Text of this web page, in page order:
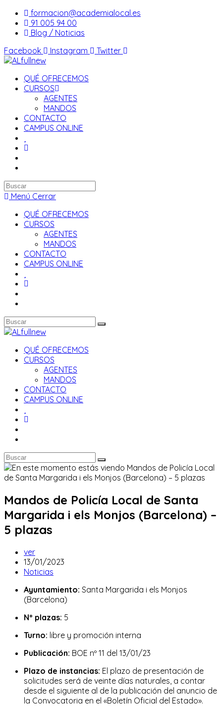
Saltar
contenido
formacion@academialocal.es
91 005 94 00
Blog / Noticias
Facebook
Instagram Twitter
QUÉ OFRECEMOS
CURSOS
AGENTES
MANDOS
CONTACTO
CAMPUS ONLINE
Buscar
en
web
Menú Cerrar
QUÉ OFRECEMOS
CURSOS
AGENTES
MANDOS
CONTACTO
CAMPUS ONLINE
QUÉ OFRECEMOS
CURSOS
AGENTES
MANDOS
CONTACTO
CAMPUS ONLINE
Mandos de Policía Local de Santa
Margarida i els Monjos (Barcelona) –
5 plazas
Autor
de
la
ver
Publicación
de
entrada:
13/01/2023
Categoría
la
entrada:
Noticias
Ayuntamiento: Santa Margarida i els Monjos
(Barcelona)
Nº plazas: 5
Turno: libre y promoción interna
Publicación: BOE nº 11 del 13/01/23
Plazo de instancias: El plazo de presentación de
solicitudes será de veinte días naturales, a contar
desde el siguiente al de la publicación del anuncio de
la Convocatoria en el «Boletín Oficial del Estado».